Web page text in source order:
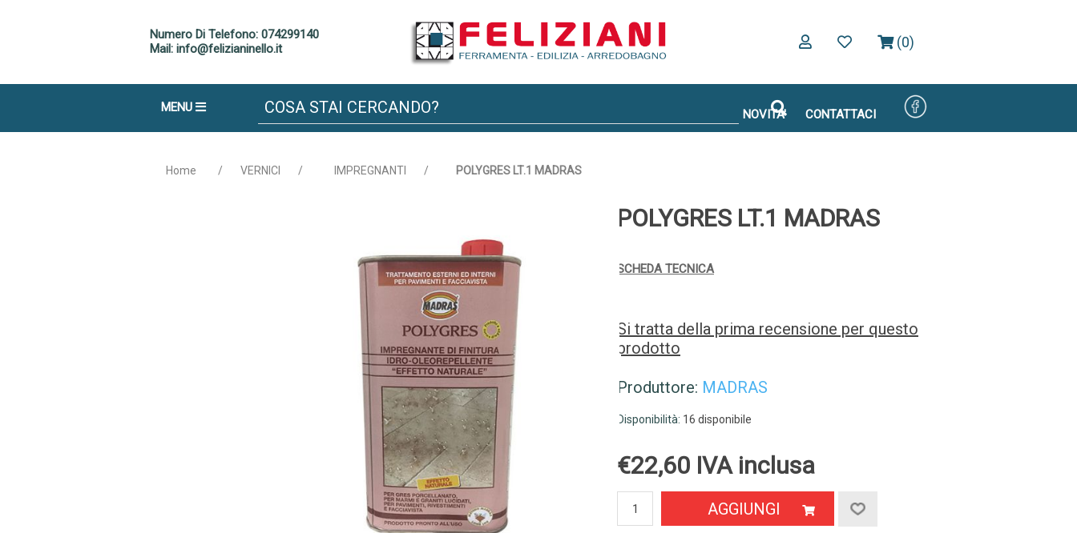
Numero Di Telefono: 074299140
Mail: info@felizianinello.it
(0)
MENU NOVITA' CONTATTACI
Home / VERNICI / IMPREGNANTI / POLYGRES LT.1 MADRAS
POLYGRES LT.1 MADRAS
SCHEDA TECNICA
Si tratta della prima recensione per questo
prodotto
Produttore: MADRAS
Disponibilità: 16 disponibile
€22,60 IVA inclusa
AGGIUNGI